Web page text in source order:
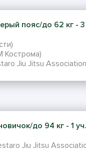
пояс/до 62 кг - 3
Кострома)
Jiu Jitsu
до 94 кг - 1 уч.
Jiu Jitsu